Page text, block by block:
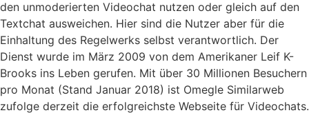
den unmoderierten Videochat nutzen oder gleich auf den
Textchat ausweichen. Hier sind die Nutzer aber für die
Einhaltung des Regelwerks selbst verantwortlich. Der
Dienst wurde im März 2009 von dem Amerikaner Leif K-
Brooks ins Leben gerufen. Mit über 30 Millionen Besuchern
pro Monat (Stand Januar 2018) ist Omegle Similarweb
zufolge derzeit die erfolgreichste Webseite für Videochats.